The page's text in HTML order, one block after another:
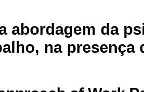
abordagem da
na presença